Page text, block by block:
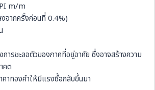
m/m
จากครั้งก่อนที่ 0.4%)
ารชะลอตัวของภาคที่อยู่อาศัย ซึ่งอาจสร้างความ
คต
าทองคำให้มีแรงซื้อกลับขึ้นมา